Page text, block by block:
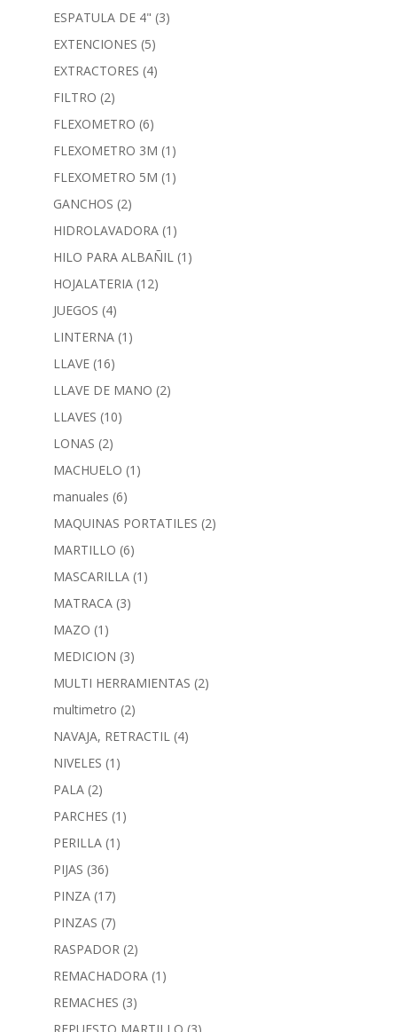
ESPATULA DE 4" (3)
EXTENCIONES (5)
EXTRACTORES (4)
FILTRO (2)
FLEXOMETRO (6)
FLEXOMETRO 3M (1)
FLEXOMETRO 5M (1)
GANCHOS (2)
HIDROLAVADORA (1)
HILO PARA ALBAÑIL (1)
HOJALATERIA (12)
JUEGOS (4)
LINTERNA (1)
LLAVE (16)
LLAVE DE MANO (2)
LLAVES (10)
LONAS (2)
MACHUELO (1)
manuales (6)
MAQUINAS PORTATILES (2)
MARTILLO (6)
MASCARILLA (1)
MATRACA (3)
MAZO (1)
MEDICION (3)
MULTI HERRAMIENTAS (2)
multimetro (2)
NAVAJA, RETRACTIL (4)
NIVELES (1)
PALA (2)
PARCHES (1)
PERILLA (1)
PIJAS (36)
PINZA (17)
PINZAS (7)
RASPADOR (2)
REMACHADORA (1)
REMACHES (3)
REPUESTO MARTILLO (3)